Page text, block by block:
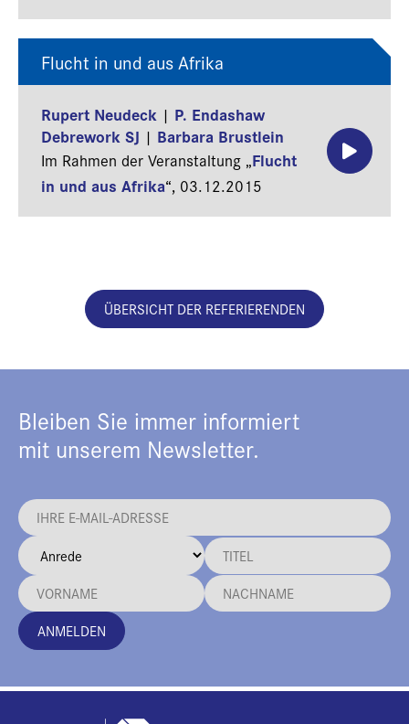
Flucht in und aus Afrika
Rupert Neudeck | P. Endashaw
Debrework SJ | Barbara Brustlein
Im Rahmen der Veranstaltung „Flucht
in und aus Afrika“, 03.12.2015
ÜBERSICHT DER REFERIERENDEN
Bleiben Sie immer informiert
mit unserem Newsletter.
ANMELDEN